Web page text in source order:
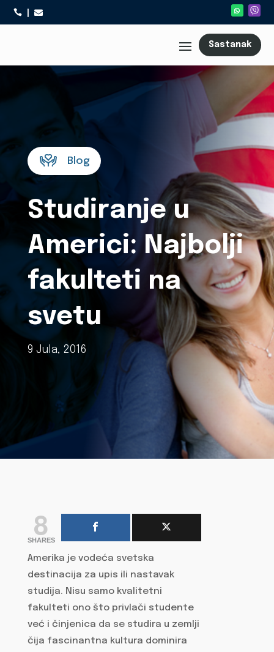
 
Sastanak
Blog
Studiranje u
Americi: Najbolji
fakulteti na
svetu
9 Jula, 2016
8
SHARES
Amerika je vodeća svetska
destinacija za upis ili nastavak
studija. Nisu samo kvalitetni
fakulteti ono što privlači studente
već i činjenica da se studira u zemlji
čija fascinantna kultura dominira